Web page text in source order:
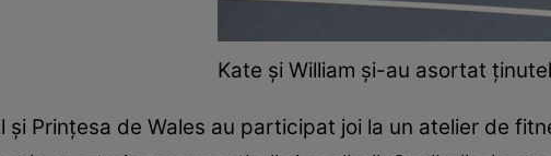
Kate și William și-au asortat
și Prințesa de Wales au participat joi la un atelier de